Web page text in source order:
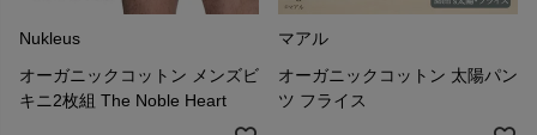
Nukleus
オーガニックコットン メンズビ
キニ2枚組 The Noble Heart
マアル
オーガニックコットン 太陽パン
ツ フライス